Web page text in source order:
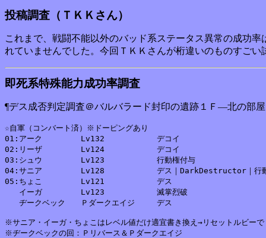
投稿調査（ＴＫＫさん）
これまで、戦闘不能以外のバッド系ステータス異常の成功
れていませんでした。今回ＴＫＫさんが桁違いのものすご
即死系特殊能力成功率調査
¶デス成否判定調査＠バルバラード封印の遺跡１Ｆ―北の部屋
☆自軍（コンバート済）※ドーピングあり
01:アーク	Lv132		デコイ
02:リーザ	Lv124		デコイ
03:シュウ	Lv123		行動権付与
04:サニア	Lv128		デス｜DarkDestructor｜行動権付与
05:ちょこ	Lv121		デス
   イーガ	Lv123		滅掌烈破
   ヂークベック	Ｐダークエイジ	デス
※サニア・イーガ・ちょこはレベル値だけ適宜書き換え→リセットルビー
※ヂークベックの回：Ｐリバース＆Ｐダークエイジ